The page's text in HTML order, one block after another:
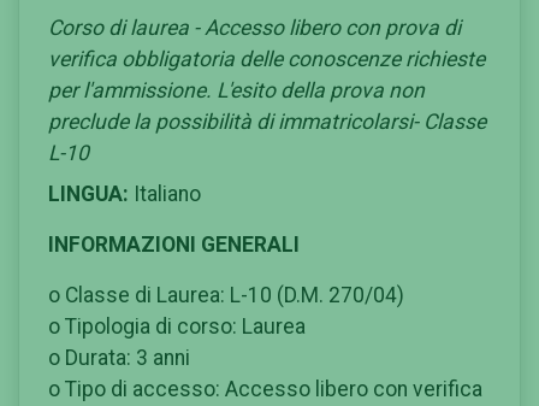
Corso di laurea - Accesso libero con prova di
verifica obbligatoria delle conoscenze richieste
per l'ammissione. L'esito della prova non
preclude la possibilità di immatricolarsi- Classe
L-10
LINGUA: Italiano
INFORMAZIONI GENERALI
o Classe di Laurea: L-10 (D.M. 270/04)
o Tipologia di corso: Laurea
o Durata: 3 anni
o Tipo di accesso: Accesso libero con verifica